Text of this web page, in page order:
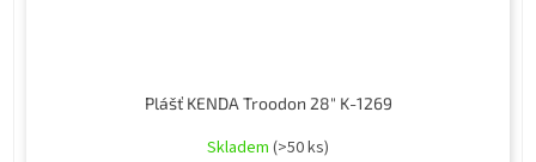
Plášť KENDA Troodon 28" K-1269
Skladem (>50 ks)